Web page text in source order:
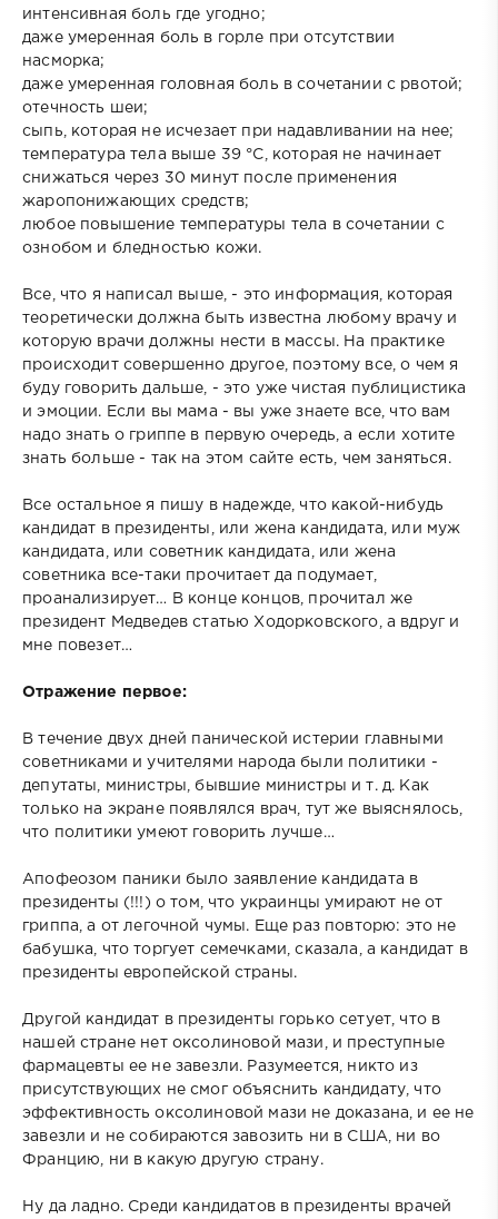
интенсивная боль где угодно;
даже умеренная боль в горле при отсутствии
насморка;
даже умеренная головная боль в сочетании с рвотой;
отечность шеи;
сыпь, которая не исчезает при надавливании на нее;
температура тела выше 39 °С, которая не начинает
снижаться через 30 минут после применения
жаропонижающих средств;
любое повышение температуры тела в сочетании с
ознобом и бледностью кожи.
Все, что я написал выше, - это информация, которая
теоретически должна быть известна любому врачу и
которую врачи должны нести в массы. На практике
происходит совершенно другое, поэтому все, о чем я
буду говорить дальше, - это уже чистая публицистика
и эмоции. Если вы мама - вы уже знаете все, что вам
надо знать о гриппе в первую очередь, а если хотите
знать больше - так на этом сайте есть, чем заняться.
Все остальное я пишу в надежде, что какой-нибудь
кандидат в президенты, или жена кандидата, или муж
кандидата, или советник кандидата, или жена
советника все-таки прочитает да подумает,
проанализирует… В конце концов, прочитал же
президент Медведев статью Ходорковского, а вдруг и
мне повезет…
Отражение первое:
В течение двух дней панической истерии главными
советниками и учителями народа были политики -
депутаты, министры, бывшие министры и т. д. Как
только на экране появлялся врач, тут же выяснялось,
что политики умеют говорить лучше…
Апофеозом паники было заявление кандидата в
президенты (!!!) о том, что украинцы умирают не от
гриппа, а от легочной чумы. Еще раз повторю: это не
бабушка, что торгует семечками, сказала, а кандидат в
президенты европейской страны.
Другой кандидат в президенты горько сетует, что в
нашей стране нет оксолиновой мази, и преступные
фармацевты ее не завезли. Разумеется, никто из
присутствующих не смог объяснить кандидату, что
эффективность оксолиновой мази не доказана, и ее не
завезли и не собираются завозить ни в США, ни во
Францию, ни в какую другую страну.
Ну да ладно. Среди кандидатов в президенты врачей